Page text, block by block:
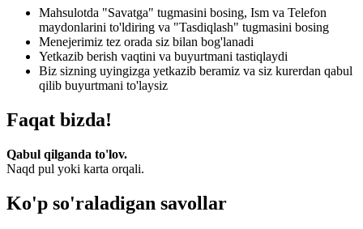
Mahsulotda "Savatga" tugmasini bosing, Ism va Telefon
maydonlarini to'ldiring va "Tasdiqlash" tugmasini bosing
Menejerimiz tez orada siz bilan bog'lanadi
Yetkazib berish vaqtini va buyurtmani tastiqlaydi
Biz sizning uyingizga yetkazib beramiz va siz kurerdan qabul
qilib buyurtmani to'laysiz
Faqat bizda!
Qabul qilganda to'lov.
Naqd pul yoki karta orqali.
Ko'p so'raladigan savollar